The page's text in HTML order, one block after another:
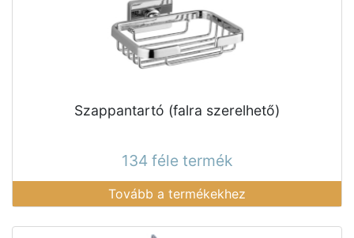
Szappantartó (falra szerelhető)
134 féle termék
Tovább a termékekhez